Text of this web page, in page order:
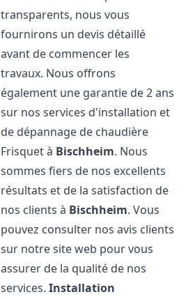
transparents, nous vous
fournirons un devis détaillé
avant de commencer les
travaux. Nous offrons
également une garantie de 2 ans
sur nos services d'installation et
de dépannage de chaudière
Frisquet à Bischheim. Nous
sommes fiers de nos excellents
résultats et de la satisfaction de
nos clients à Bischheim. Vous
pouvez consulter nos avis clients
sur notre site web pour vous
assurer de la qualité de nos
services.Installation